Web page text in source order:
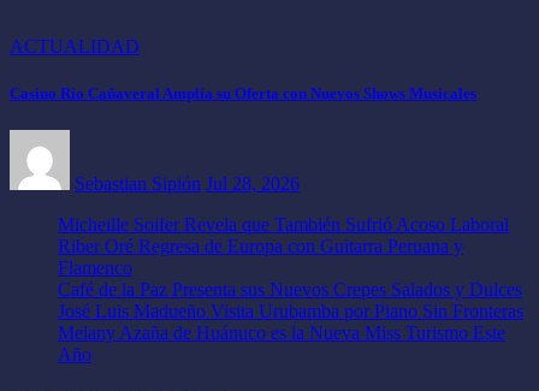
ACTUALIDAD
Casino Río Cañaveral Amplía su Oferta con Nuevos Shows Musicales
Sebastian Sipión Jul 28, 2026
Micheille Soifer Revela que También Sufrió Acoso Laboral
Riber Oré Regresa de Europa con Guitarra Peruana y
Flamenco
Café de la Paz Presenta sus Nuevos Crepes Salados y Dulces
José Luis Madueño Visita Urubamba por Piano Sin Fronteras
Melany Azaña de Huánuco es la Nueva Miss Turismo Este
Año